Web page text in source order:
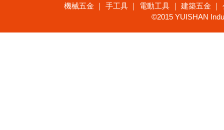
機械五金 ｜ 手工具 ｜ 電動工具 ｜ 建築五金
©2015 YUISHAN